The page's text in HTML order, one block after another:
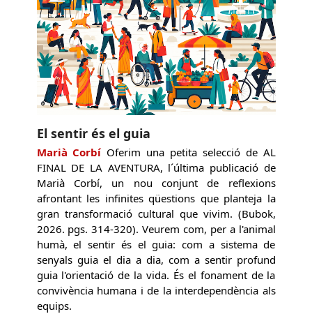
El sentir és el guia
Marià Corbí Oferim una petita selecció de AL
FINAL DE LA AVENTURA, l´última publicació de
Marià Corbí, un nou conjunt de reflexions
afrontant les infinites qüestions que planteja la
gran transformació cultural que vivim. (Bubok,
2026. pgs. 314-320). Veurem com, per a l'animal
humà, el sentir és el guia: com a sistema de
senyals guia el dia a dia, com a sentir profund
guia l'orientació de la vida. És el fonament de la
convivència humana i de la interdependència als
equips.